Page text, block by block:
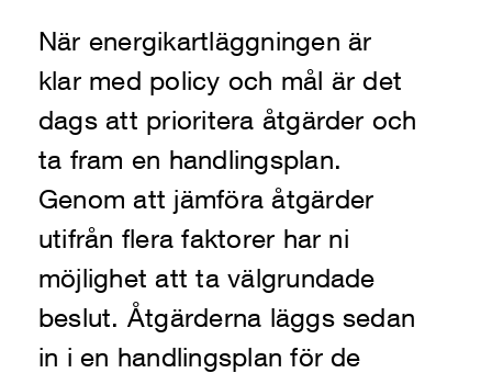
När energikartläggningen är
klar med policy och mål är det
dags att prioritera åtgärder och
ta fram en handlingsplan.
Genom att jämföra åtgärder
utifrån flera faktorer har ni
möjlighet att ta välgrundade
beslut. Åtgärderna läggs sedan
in i en handlingsplan för de